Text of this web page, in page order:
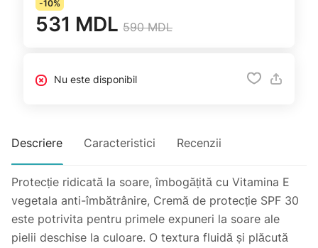
-10%
531 MDL 590 MDL
Nu este disponibil
Descriere Caracteristici Recenzii
Protecție ridicată la soare, îmbogățită cu Vitamina E
vegetala anti-îmbătrânire, Cremă de protecție SPF 30
este potrivita pentru primele expuneri la soare ale
pielii deschise la culoare. O textura fluidă și plăcută